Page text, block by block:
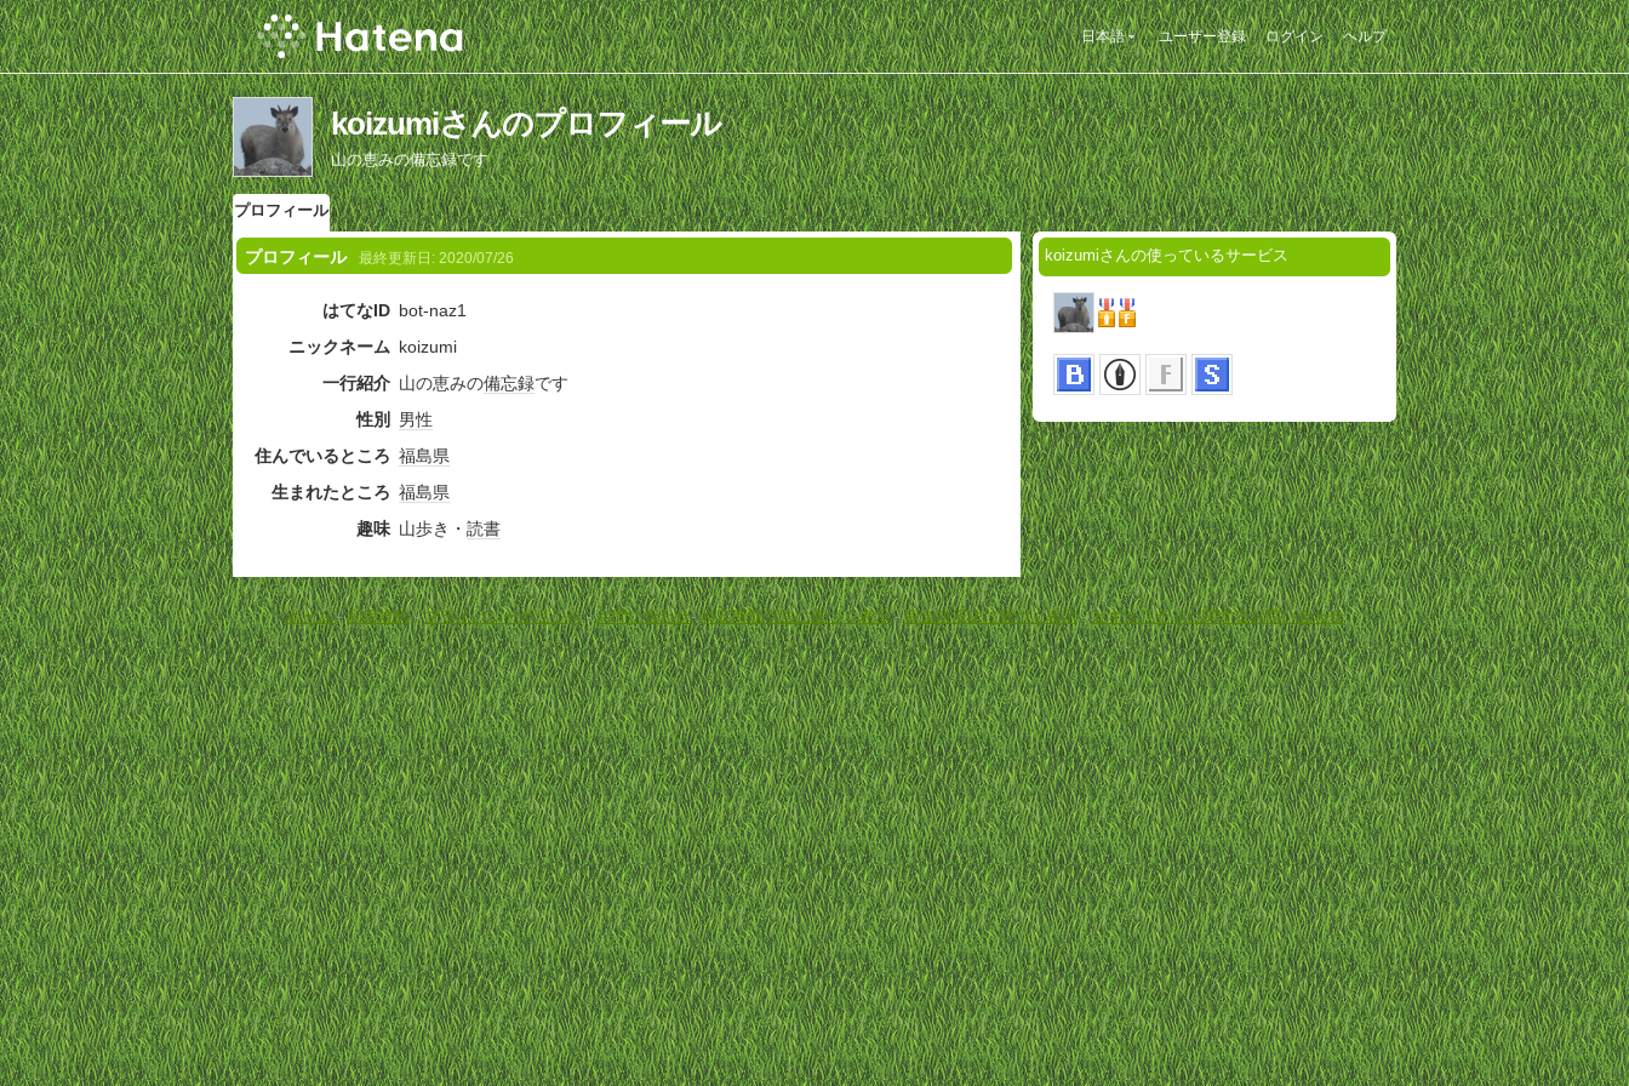
日本語 ユーザー登録 ログイン ヘルプ
koizumiさんのプロフィール
山の恵みの備忘録です
プロフィール
プロフィール 最終更新日: 2020/07/26
はてなID bot-naz1
ニックネーム koizumi
一行紹介 山の恵みの備忘録です
性別
男性
住んでいるところ 福島県
生まれたところ 福島県
趣味 山歩き・ 読書
koizumiさんの使っているサービス
ホーム-利用規約-プライバシーポリシー-お問い合わせ-特定商取引法に基づく表示-資金決済法に基づく表示-セキュリティに関するお問い合わせ